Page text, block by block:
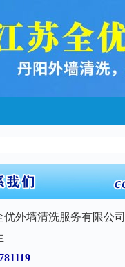
优外墙清洗服务有限公司